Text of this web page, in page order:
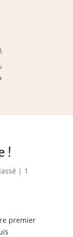
!
| 1
premier